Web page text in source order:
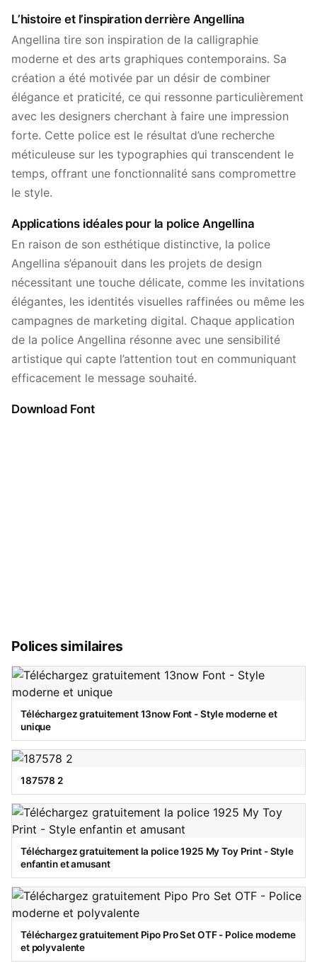
L’histoire et l’inspiration derrière Angellina
Angellina tire son inspiration de la calligraphie
moderne et des arts graphiques contemporains. Sa
création a été motivée par un désir de combiner
élégance et praticité, ce qui ressonne particulièrement
avec les designers cherchant à faire une impression
forte. Cette police est le résultat d’une recherche
méticuleuse sur les typographies qui transcendent le
temps, offrant une fonctionnalité sans compromettre
le style.
Applications idéales pour la police Angellina
En raison de son esthétique distinctive, la police
Angellina s’épanouit dans les projets de design
nécessitant une touche délicate, comme les invitations
élégantes, les identités visuelles raffinées ou même les
campagnes de marketing digital. Chaque application
de la police Angellina résonne avec une sensibilité
artistique qui capte l’attention tout en communiquant
efficacement le message souhaité.
Download Font
Polices similaires
Téléchargez gratuitement 13now Font - Style moderne et
unique
187578 2
Téléchargez gratuitement la police 1925 My Toy Print - Style
enfantin et amusant
Téléchargez gratuitement Pipo Pro Set OTF - Police moderne
et polyvalente